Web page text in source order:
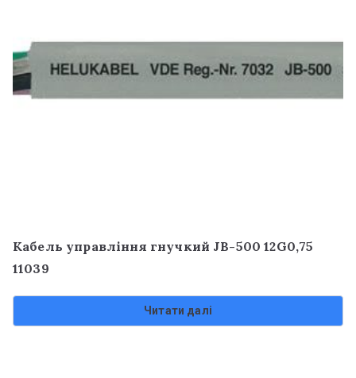
Кабель управління гнучкий JB-500 12G0,75
11039
Читати далі